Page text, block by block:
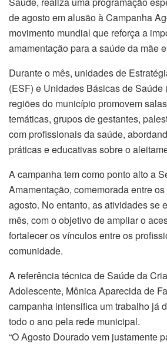
de agosto em alusão à Campanha
movimento mundial que reforça a
amamentação para a saúde da mãe
Durante o mês, unidades de
(ESF) e Unidades Básicas de Saúde
regiões do município promovem
temáticas, grupos de gestantes,
com profissionais da saúde,
práticas e educativas sobre o
A campanha tem como ponto alto a
Amamentação, comemorada entre
agosto. No entanto, as atividades se
mês, com o objetivo de ampliar o
fortalecer os vínculos entre os
comunidade.
A referência técnica de Saúde da
Adolescente, Mônica Aparecida de
campanha intensifica um trabalho já
todo o ano pela rede municipal.
“O Agosto Dourado vem justamente